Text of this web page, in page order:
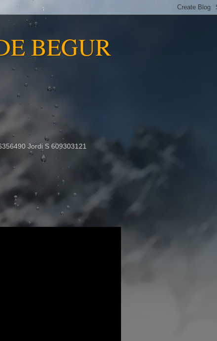
BEGUR
Jordi S 609303121